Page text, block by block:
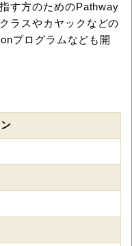
す方のためのPathway
ラスやカヤックなどの
プログラムなども開